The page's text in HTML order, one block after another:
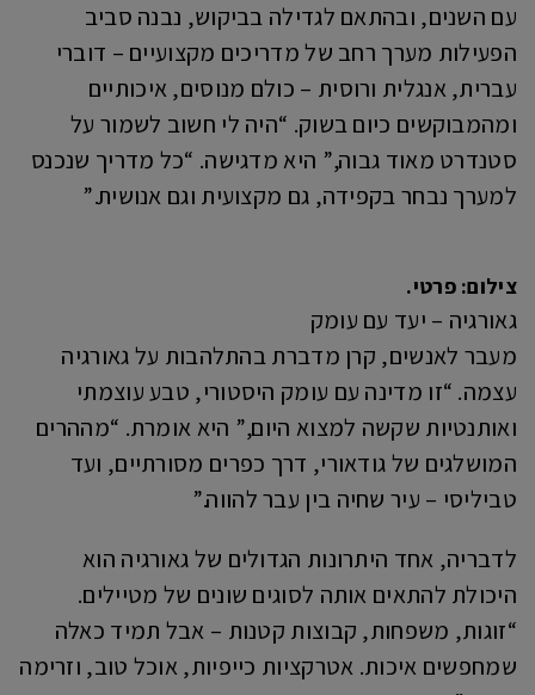
עם השנים, ובהתאם לגדילה בביקוש, נבנה סביב
הפעילות מערך רחב של מדריכים מקצועיים – דוברי
עברית, אנגלית ורוסית – כולם מנוסים, איכותיים
ומהמבוקשים כיום בשוק. “היה לי חשוב לשמור על
סטנדרט מאוד גבוה,” היא מדגישה. “כל מדריך שנכנס
למערך נבחר בקפידה, גם מקצועית וגם אנושית.”
צילום: פרטי.
גאורגיה – יעד עם עומק
מעבר לאנשים, קרן מדברת בהתלהבות על גאורגיה
עצמה. “זו מדינה עם עומק היסטורי, טבע עוצמתי
ואותנטיות שקשה למצוא היום,” היא אומרת. “מההרים
המושלגים של גודאורי, דרך כפרים מסורתיים, ועד
טביליסי – עיר שחיה בין עבר להווה.”
לדבריה, אחד היתרונות הגדולים של גאורגיה הוא
היכולת להתאים אותה לסוגים שונים של מטיילים.
“זוגות, משפחות, קבוצות קטנות – אבל תמיד כאלה
שמחפשים איכות. אטרקציות כייפיות, אוכל טוב, וזרימה